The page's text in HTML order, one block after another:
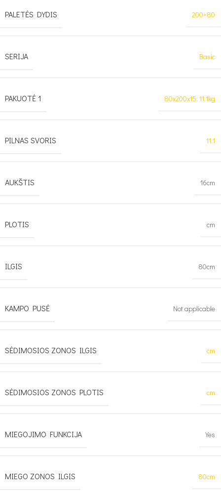
PALETĖS DYDIS 200×80
SERIJA Basic
PAKUOTĖ 1 80x200x15; 11,1kg
PILNAS SVORIS 11.1
AUKŠTIS 16cm
PLOTIS cm
ILGIS 80cm
KAMPO PUSĖ Not applicable
SĖDIMOSIOS ZONOS ILGIS cm
SĖDIMOSIOS ZONOS PLOTIS cm
MIEGOJIMO FUNKCIJA Yes
MIEGO ZONOS ILGIS 80cm